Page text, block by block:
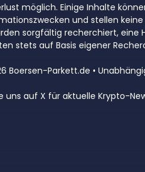
möglich. Einige Inhalte
und stellen
sorgfältig recherchiert,
stets auf Basis eigener
Boersen-Parkett.de •
uns auf X für aktuelle Krypto-